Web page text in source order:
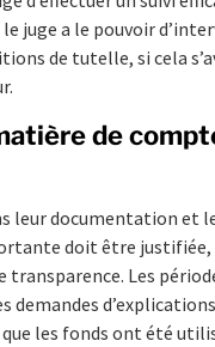
juge a le pouvoir
de tutelle, si cela
de
leur documentation et
doit être
Les
demandes
les fonds ont été